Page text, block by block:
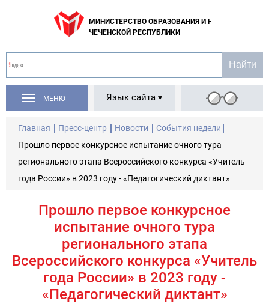
МИНИСТЕРСТВО ОБРАЗОВАНИЯ И НАУКИ
ЧЕЧЕНСКОЙ РЕСПУБЛИКИ
МЕНЮ Язык сайта
Главная Пресс-центр Новости
События недели
Прошло первое конкурсное испытание очного тура
регионального этапа Всероссийского конкурса «Учитель
года России» в 2023 году - «Педагогический диктант»
Прошло первое конкурсное
испытание очного тура
регионального этапа
Всероссийского конкурса «Учитель
года России» в 2023 году -
«Педагогический диктант»